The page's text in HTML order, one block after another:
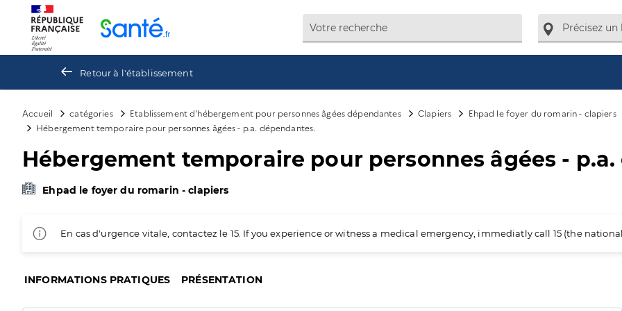
Retour à l'établissement
Accueil catégories Etablissement d'hébergement pour personnes âgées dépendantes Clapiers
Ehpad le foyer du romarin - clapiers
Hébergement temporaire pour personnes âgées - p.a. dépendantes.
Hébergement temporaire pour personnes âgées -
Ehpad le foyer du romarin - clapiers
En cas d'urgence vitale, contactez le 15. If you experience or witness a medical emergency, immediatly call 15 (the
INFORMATIONS PRATIQUES PRÉSENTATION
Panneau de gestion des cookies